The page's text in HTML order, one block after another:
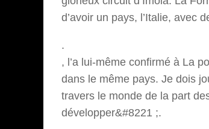
d’avoir un pays, l’Italie, avec
.
, l’a lui-même confirmé à La
dans le même pays. Je dois
travers le monde de la part
développer&#8221 ;.